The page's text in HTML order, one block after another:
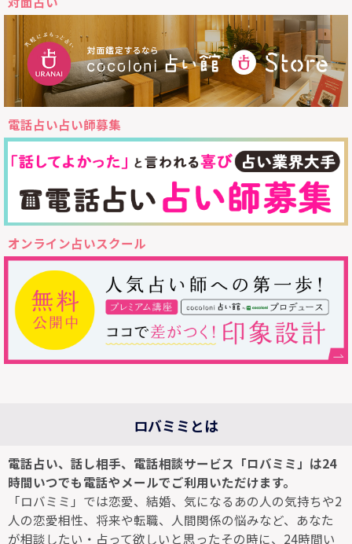
電話占い占い師募集
オンライン占いスクール
ロバミミとは
電話占い、話し相手、電話相談サービス「ロバミミ」は24
時間いつでも電話やメールでご利用いただけます。
「ロバミミ」では恋愛、結婚、気になるあの人の気持ちや2
人の恋愛相性、将来や転職、人間関係の悩みなど、あなた
が相談したい・占って欲しいと思ったその時に、24時間い